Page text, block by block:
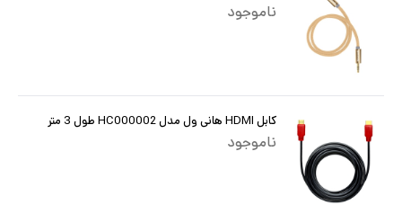
ناموجود
کابل HDMI هانی ول مدل HC000002 طول 3 متر
ناموجود